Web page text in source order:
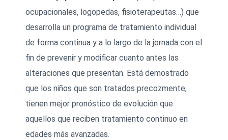
ocupacionales, logopedas, fisioterapeutas…) que
desarrolla un programa de tratamiento individual
de forma continua y a lo largo de la jornada con el
fin de prevenir y modificar cuanto antes las
alteraciones que presentan. Está demostrado
que los niños que son tratados precozmente,
tienen mejor pronóstico de evolución que
aquellos que reciben tratamiento continuo en
edades más avanzadas.